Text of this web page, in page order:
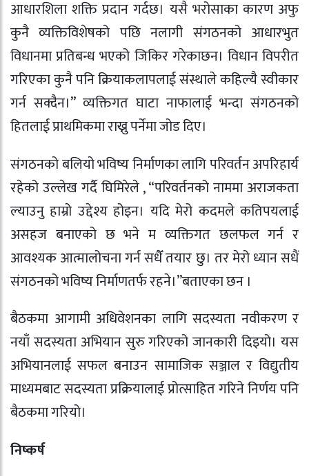
आधारशिला शक्ति प्रदान गर्दछ। यसै भरोसाका कारण अफु
कुनै व्यक्तिविशेषको पछि नलागी संगठनको आधारभुत
विधानमा प्रतिबन्ध भएको जिकिर गरेकाछन। विधान विपरीत
गरिएका कुनै पनि क्रियाकलापलाई संस्थाले कहिल्यै स्वीकार
गर्न सक्दैन।” व्यक्तिगत घाटा नाफालाई भन्दा संगठनको
हितलाई प्राथमिकमा राख्नु पर्नेमा जोड दिए।
संगठनको बलियो भविष्य निर्माणका लागि परिवर्तन अपरिहार्य
रहेको उल्लेख गर्दै घिमिरेले , “परिवर्तनको नाममा अराजकता
ल्याउनु हाम्रो उद्देश्य होइन। यदि मेरो कदमले कतिपयलाई
असहज बनाएको छ भने म व्यक्तिगत छलफल गर्न र
आवश्यक आत्मालोचना गर्न सधैँ तयार छु। तर मेरो ध्यान सधैं
संगठनको भविष्य निर्माणतर्फ रहने।”बताएका छन ।
बैठकमा आगामी अधिवेशनका लागि सदस्यता नवीकरण र
नयाँ सदस्यता अभियान सुरु गरिएको जानकारी दिइयो। यस
अभियानलाई सफल बनाउन सामाजिक सञ्जाल र विद्युतीय
माध्यमबाट सदस्यता प्रक्रियालाई प्रोत्साहित गरिने निर्णय पनि
बैठकमा गरियो।
निष्कर्ष